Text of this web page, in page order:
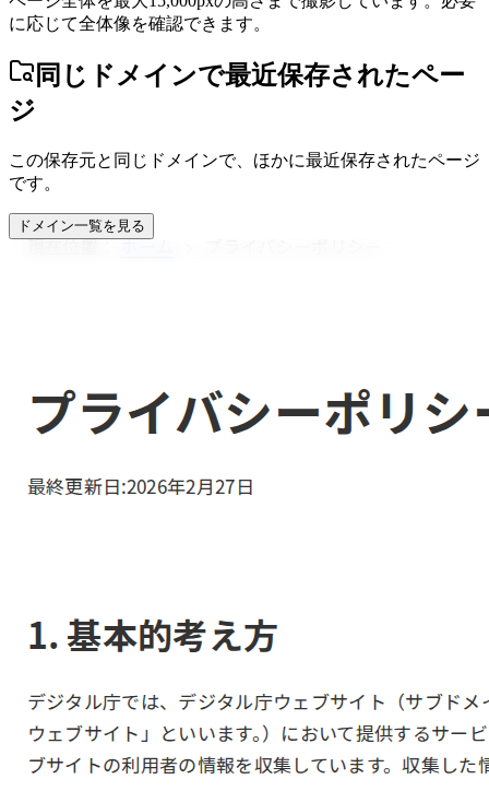
に応じて全体像を確認できます。
同じドメインで最近保存されたペー
ジ
この保存元と同じドメインで、ほかに最近保存されたページ
です。
ドメイン一覧を見る